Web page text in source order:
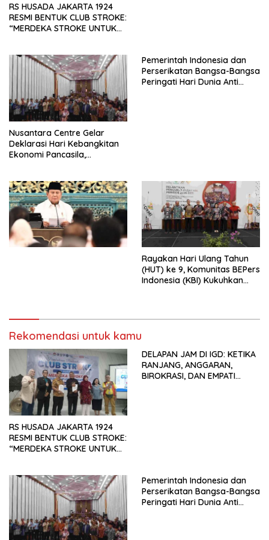
RS HUSADA JAKARTA 1924
RESMI BENTUK CLUB STROKE:
“MERDEKA STROKE UNTUK
Nusantara Centre Gelar
Deklarasi Hari Kebangkitan
Ekonomi Pancasila,
Penjajahan (Pergolakan
Ekonomi Politik Indonesia) &
Simposium Nasional “Urgensi
Undang-Undang
Perekonomian Nasional dan
Kesejahteraan Sosial dalam
Pemerintah Indonesia dan
Perserikatan Bangsa-Bangsa
Peringati Hari Dunia Anti
Rayakan Hari Ulang Tahun
(HUT) ke 9, Komunitas BEPers
Indonesia (KBI) Kukuhkan
Mancanegara”.
Rekomendasi untuk kamu
RS HUSADA JAKARTA 1924
RESMI BENTUK CLUB STROKE:
“MERDEKA STROKE UNTUK
DELAPAN JAM DI IGD: KETIKA
RANJANG, ANGGARAN,
BIROKRASI, DAN EMPATI
Pemerintah Indonesia dan
Perserikatan Bangsa-Bangsa
Peringati Hari Dunia Anti